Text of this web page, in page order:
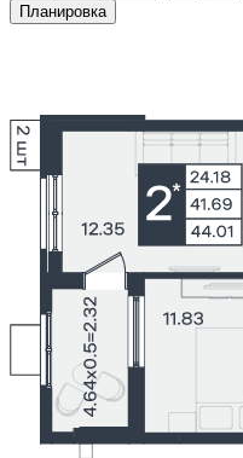
Планировка